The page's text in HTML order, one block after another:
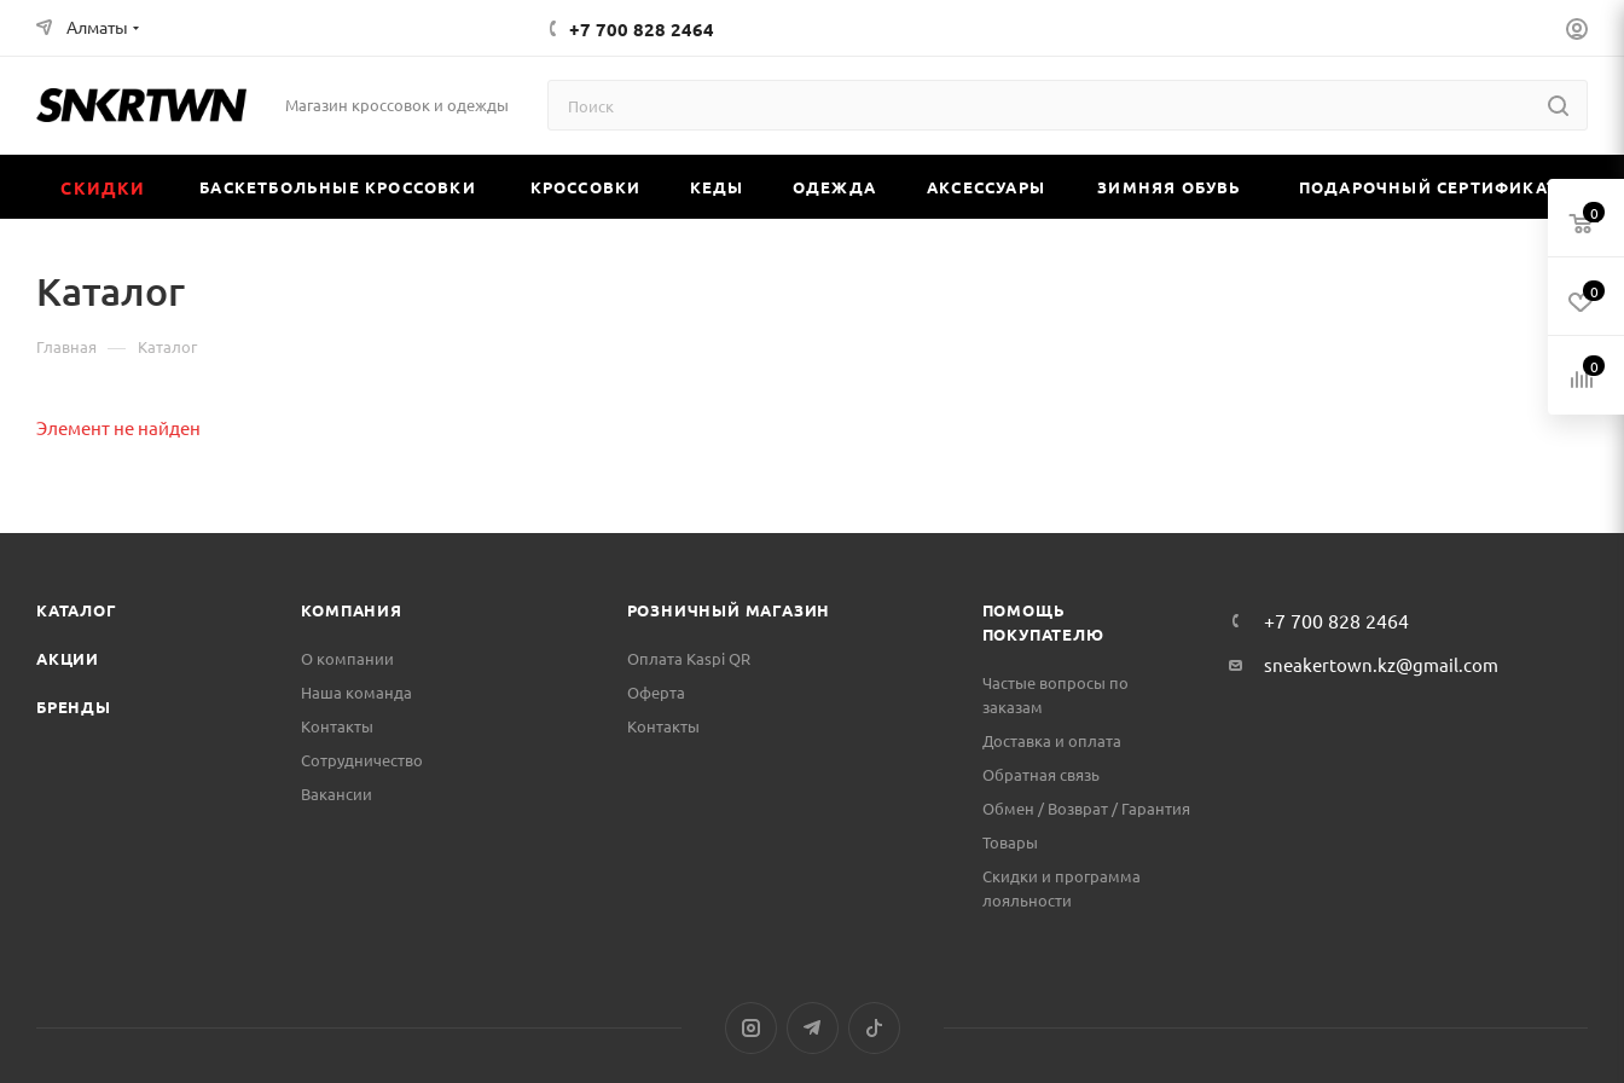
Алматы +7 700 828 2464
Магазин кроссовок и одежды
СКИДКИ БАСКЕТБОЛЬНЫЕ КРОССОВКИ КРОССОВКИ КЕДЫ ОДЕЖДА АКСЕССУАРЫ ЗИМНЯЯ ОБУВЬ ПОДАРОЧНЫЙ СЕРТИФИКАТ
Каталог
Главная — Каталог
Элемент не найден
КАТАЛОГ
АКЦИИ
БРЕНДЫ
КОМПАНИЯ
О компании
Наша команда
Контакты
Сотрудничество
Вакансии
РОЗНИЧНЫЙ МАГАЗИН
Оплата Kaspi QR
Оферта
Контакты
ПОМОЩЬ
ПОКУПАТЕЛЮ
Частые вопросы по
заказам
Доставка и оплата
Обратная связь
Обмен / Возврат / Гарантия
Товары
Скидки и программа
лояльности
+7 700 828 2464
sneakertown.kz@gmail.com
0
0
0